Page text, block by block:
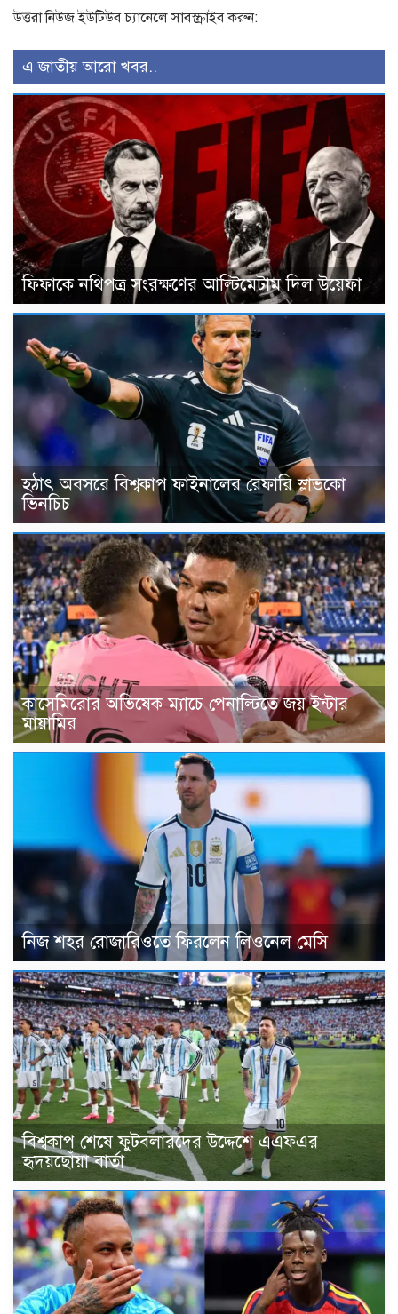
উত্তরা নিউজ ইউটিউব চ্যানেলে সাবস্ক্রাইব করুন:
এ জাতীয় আরো খবর..
ফিফাকে নথিপত্র সংরক্ষণের আল্টিমেটাম দিল উয়েফা
হঠাৎ অবসরে বিশ্বকাপ ফাইনালের রেফারি স্লাভকো
ভিনচিচ
কাসেমিরোর অভিষেক ম্যাচে পেনাল্টিতে জয় ইন্টার
মায়ামির
নিজ শহর রোজারিওতে ফিরলেন লিওনেল মেসি
বিশ্বকাপ শেষে ফুটবলারদের উদ্দেশে এএফএর
হৃদয়ছোঁয়া বার্তা